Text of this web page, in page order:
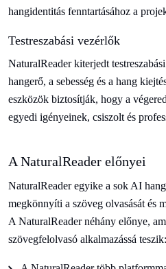
hangidentitás fenntartásához a
Testreszabási vezérlők
NaturalReader kiterjedt
hangerő, a sebesség és a hang
eszközök biztosítják, hogy a
egyedi igényeinek, csiszolt és
A NaturalReader előnyei
NaturalReader egyike a sok AI
megkönnyíti a szöveg olvasását és
A NaturalReader néhány előnye,
szövegfelolvasó alkalmazássá teszik: